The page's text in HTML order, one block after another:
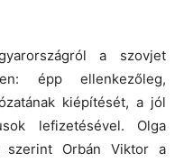
a szovjet
épp ellenkezőleg,
kiépítését, a jól
lefizetésével. Olga
szerint Orbán Viktor a